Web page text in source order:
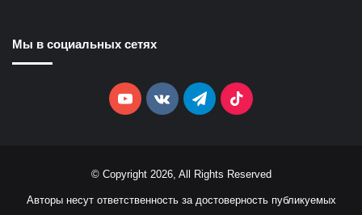
Мы в социальных сетях
YouTubevk.comTelegramTikTok
© Copyright 2026, All Rights Reserved
Авторы несут ответственность за достоверность публикуемых